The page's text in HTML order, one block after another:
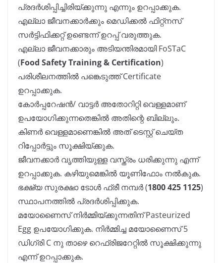
പ്രദർശിപ്പിച്ചിരിയ്ക്കുന്നു എന്നും ഉറപ്പാക്കുക.
എല്ലാ ജീവനക്കാർക്കും മെഡിക്കൽ ഫിറ്റ്നസ്
സർട്ടിഫിക്കറ്റ് ഉണ്ടെന്ന് ഉറപ്പ് വരുത്തുക.
എല്ലാ ജീവനക്കാരും അടിയന്തിരമായി FoSTaC
(Food Safety Training & Certification)
പരിശീലനത്തിൽ പങ്കെടുത്ത് Certificate
ഉറപ്പാക്കുക.
കോർപ്പറേഷൻ/ വാട്ടർ അതോറിറ്റി വെള്ളമാണ്
ഉപയോഗിക്കുന്നതെങ്കിൽ അതിന്റെ ബില്ലും.
കിണർ വെള്ളമാണെങ്കിൽ അത് ടെസ്റ്റ് ചെയ്ത
റിപ്പോർട്ടും സൂക്ഷിയ്ക്കുക.
ജീവനക്കാർ വൃത്തിയുള്ള വസ്ത്രം ധരിക്കുന്നു എന്ന്
ഉറപ്പാക്കുക. കഴിയുമെങ്കിൽ യൂണിഫോം നൽകുക.
ഭക്ഷ്യ സുരക്ഷാ ടോൾ ഫ്രീ നമ്പർ (1800 425 1125)
സ്ഥാപനത്തിൽ പ്രദർശിപ്പിക്കുക.
മയോണൈസ് നിർമ്മിയ്ക്കുന്നതിന് Pasteurized
Egg ഉപയോഗിക്കുക. നിർമ്മിച്ച മയോണൈസ് 5
ഡിഗ്രി C നു താഴെ റെഫ്രിജറേറ്റിൽ സൂക്ഷിക്കുന്നു
എന്ന് ഉറപ്പാക്കുക.